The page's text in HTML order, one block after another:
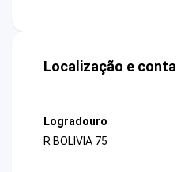
Localização e
Logradouro
R BOLIVIA 75